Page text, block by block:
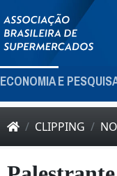
ECONOMIA E
CLIPPING